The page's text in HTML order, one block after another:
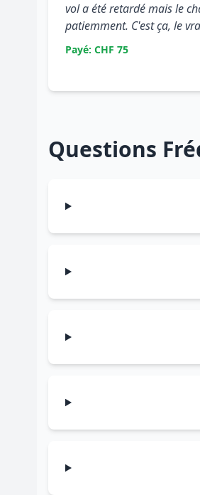
vol a été retardé mais le
patiemment. C'est ça, le
Payé: CHF 75
Questions